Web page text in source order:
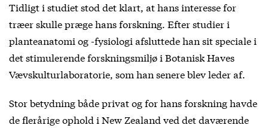
Tidligt i studiet stod det klart, at hans interesse for
træer skulle præge hans forskning. Efter studier i
planteanatomi og -fysiologi afsluttede han sit speciale i
det stimulerende forskningsmiljø i Botanisk Haves
Vævskulturlaboratorie, som han senere blev leder af.
Stor betydning både privat og for hans forskning havde
de flerårige ophold i New Zealand ved det daværende